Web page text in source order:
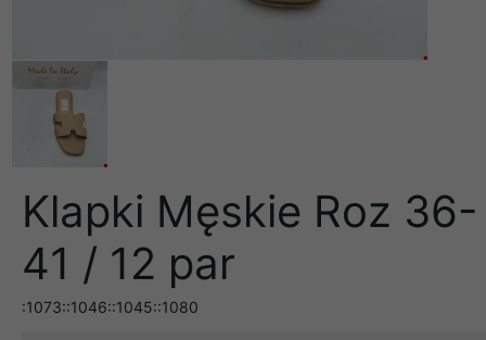
Klapki Męskie Roz 36-
41 / 12 par
:1073::1046::1045::1080